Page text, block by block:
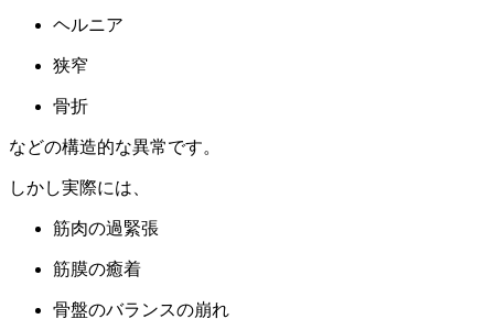
ヘルニア
狭窄
骨折
などの構造的な異常です。
しかし実際には、
筋肉の過緊張
筋膜の癒着
骨盤のバランスの崩れ